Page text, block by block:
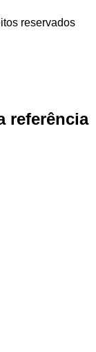
reservados
referência